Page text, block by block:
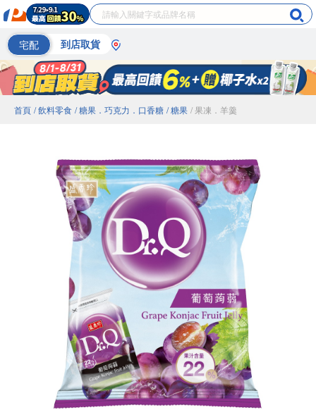
宅配 到店取貨
首頁 / 飲料零食 / 糖果．巧克力．口香糖 / 糖果 / 果凍．羊羹